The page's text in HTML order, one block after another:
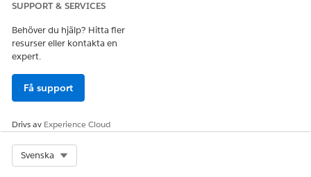
SUPPORT & SERVICES
Behöver du hjälp? Hitta fler
resurser eller kontakta en
expert.
Få support
Drivs av Experience Cloud
Svenska